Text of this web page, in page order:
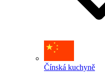
Čínská kuchyně